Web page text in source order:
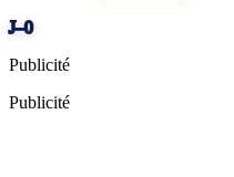
J–0
Publicité
Publicité